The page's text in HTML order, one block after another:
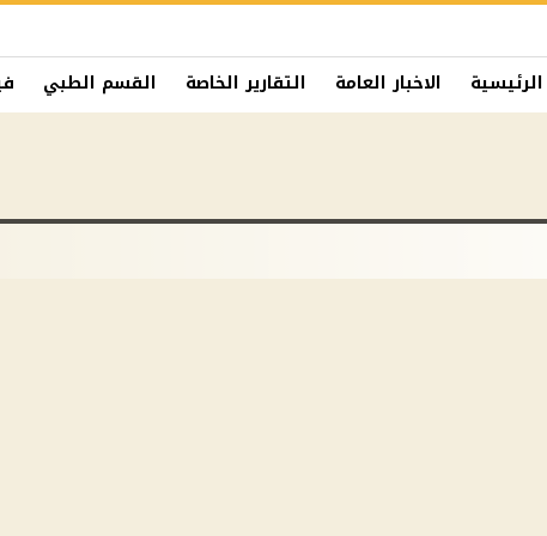
الرئيسية الاخبار العامة التقارير الخاصة القسم الطبي